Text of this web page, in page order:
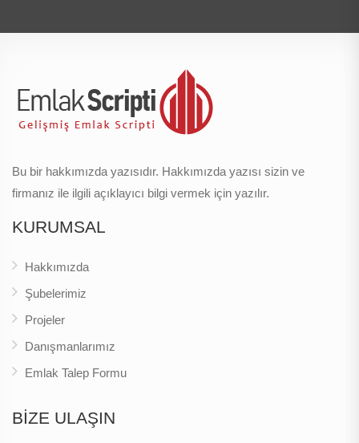
Bu bir hakkımızda yazısıdır. Hakkımızda yazısı sizin ve
firmanız ile ilgili açıklayıcı bilgi vermek için yazılır.
KURUMSAL
Hakkımızda
Şubelerimiz
Projeler
Danışmanlarımız
Emlak Talep Formu
BİZE ULAŞIN